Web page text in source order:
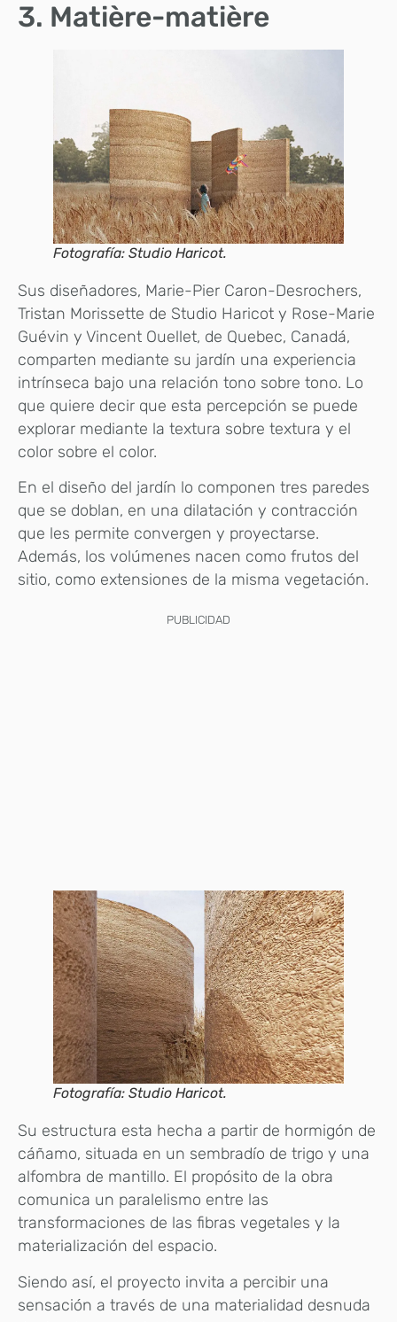
3. Matière-matière
Fotografía: Studio Haricot.
Sus diseñadores, Marie-Pier Caron-Desrochers,
Tristan Morissette de Studio Haricot y Rose-Marie
Guévin y Vincent Ouellet, de Quebec, Canadá,
comparten mediante su jardín una experiencia
intrínseca bajo una relación tono sobre tono. Lo
que quiere decir que esta percepción se puede
explorar mediante la textura sobre textura y el
color sobre el color.
En el diseño del jardín lo componen tres paredes
que se doblan, en una dilatación y contracción
que les permite convergen y proyectarse.
Además, los volúmenes nacen como frutos del
sitio, como extensiones de la misma vegetación.
PUBLICIDAD
Fotografía: Studio Haricot.
Su estructura esta hecha a partir de hormigón de
cáñamo, situada en un sembradío de trigo y una
alfombra de mantillo. El propósito de la obra
comunica un paralelismo entre las
transformaciones de las fibras vegetales y la
materialización del espacio.
Siendo así, el proyecto invita a percibir una
sensación a través de una materialidad desnuda